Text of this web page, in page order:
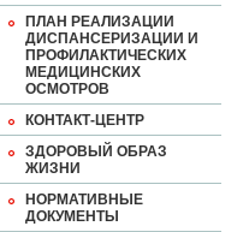
ПЛАН РЕАЛИЗАЦИИ
ДИСПАНСЕРИЗАЦИИ И
ПРОФИЛАКТИЧЕСКИХ
МЕДИЦИНСКИХ
ОСМОТРОВ
КОНТАКТ-ЦЕНТР
ЗДОРОВЫЙ ОБРАЗ
ЖИЗНИ
НОРМАТИВНЫЕ
ДОКУМЕНТЫ